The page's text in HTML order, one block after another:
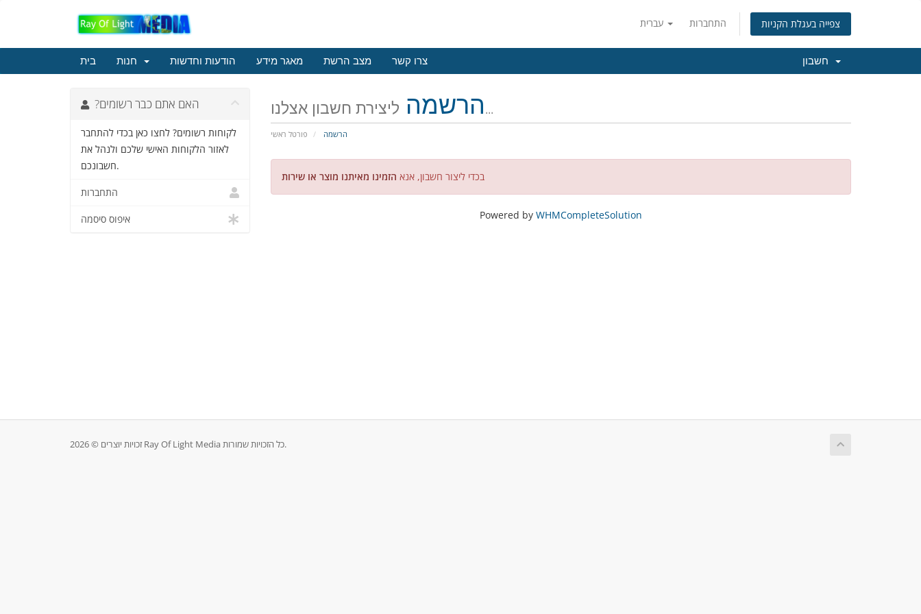
התחברות צפייה בעגלת הקניות
בית הודעות וחדשות מאגר מידע מצב הרשת צרו קשר
הרשמהליצירת חשבון אצלנו...
פורטל ראשי הרשמה
?האם אתם כבר רשומים
לקוחות רשומים? לחצו כאן בכדי להתחבר
לאזור הלקוחות האישי שלכם ולנהל את
חשבונכם.
התחברות
איפוס סיסמה
בכדי ליצור חשבון, אנא הזמינו מאיתנו מוצר או שירות
Powered by WHMCompleteSolution
זכויות יוצרים © 2026 Ray Of Light Media כל הזכויות שמורות.